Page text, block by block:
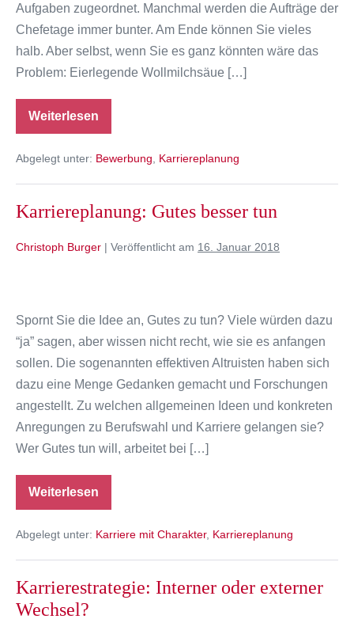
können
–
warum
Sie
ein
scharfes
brauchen
Aufgaben zugeordnet. Manchmal werden die Aufträge der
Chefetage immer bunter. Am Ende können Sie vieles
halb. Aber selbst, wenn Sie es ganz könnten wäre das
Problem: Eierlegende Wollmilchsäue […]
Weiterlesen
Bewerbung:
Wenn
zu
können
warum
Sie
scharfes
Abgelegt unter: Bewerbung, Karriereplanung
Karriereplanung: Gutes besser tun
Christoph Burger | Veröffentlicht am 16. Januar 2018
besser
tun
Spornt Sie die Idee an, Gutes zu tun? Viele würden dazu
“ja” sagen, aber wissen nicht recht, wie sie es anfangen
sollen. Die sogenannten effektiven Altruisten haben sich
dazu eine Menge Gedanken gemacht und Forschungen
angestellt. Zu welchen allgemeinen Ideen und konkreten
Anregungen zu Berufswahl und Karriere gelangen sie?
Wer Gutes tun will, arbeitet bei […]
WeiterlesenKarriereplanung:
Gutes
tun
Abgelegt unter: Karriere mit Charakter, Karriereplanung
Karrierestrategie: Interner oder externer
Wechsel?